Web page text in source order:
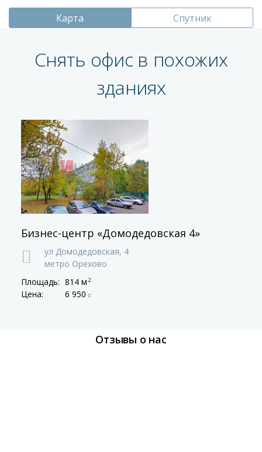
Карта Спутник
Снять офис в похожих
зданиях
Бизнес-центр «Домодедовская 4»
ул Домодедовская, 4
метро Орехово
Площадь: 814 м 2
Цена: 6 950
Отзывы о нас